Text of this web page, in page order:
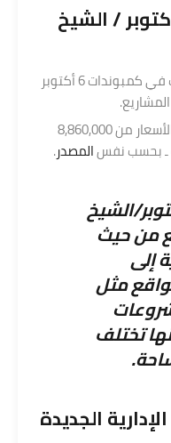
مدينة 6 أكتوبر / الشيخ
تقرير حديث يُبرز أن أسعار وحدات في كمبوندات 6 أكتوبر
مثال: في أحد المشروعات تبدأ الأسعار من 8,860,000
ـ بحسب نفسالمصدر.
منطقة 6 أكتوبر/الشيخ
من حيث
إلى
مثل
تختلف